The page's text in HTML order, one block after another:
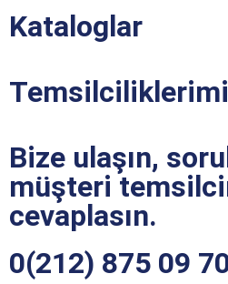
Kataloglar
Bize ulaşın,
müşteri
cevaplasın.
0(212) 875 09